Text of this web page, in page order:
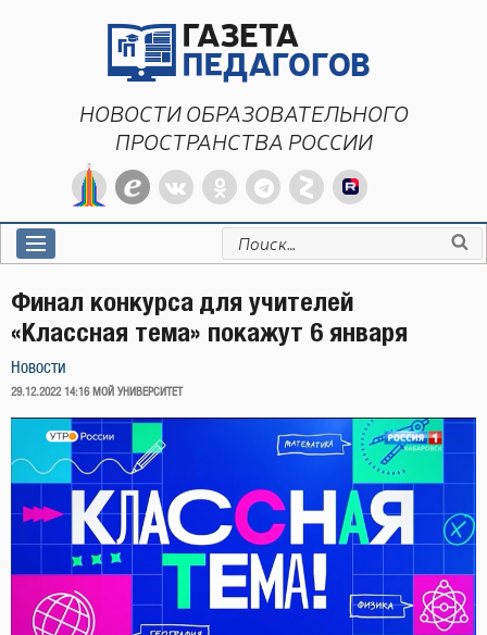
НОВОСТИ ОБРАЗОВАТЕЛЬНОГО
ПРОСТРАНСТВА РОССИИ
Искать:
Финал конкурса для учителей
«Классная тема» покажут 6 января
Новости
ОПУБЛИКОВАНО
29.12.2022 14:16 МОЙ УНИВЕРСИТЕТ